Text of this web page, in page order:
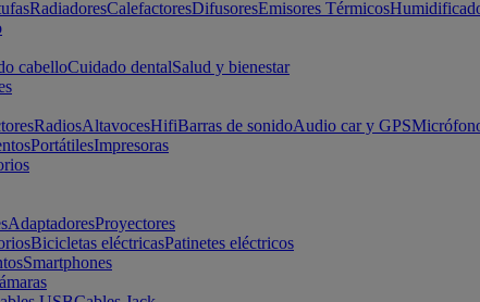
RadiadoresCalefactoresDifusoresEmisores Térmicos
cabelloCuidado dentalSalud y bienestar
RadiosAltavocesHifiBarras de sonidoAudio car y GPS
PortátilesImpresoras
AdaptadoresProyectores
Bicicletas eléctricasPatinetes eléctricos
Smartphones